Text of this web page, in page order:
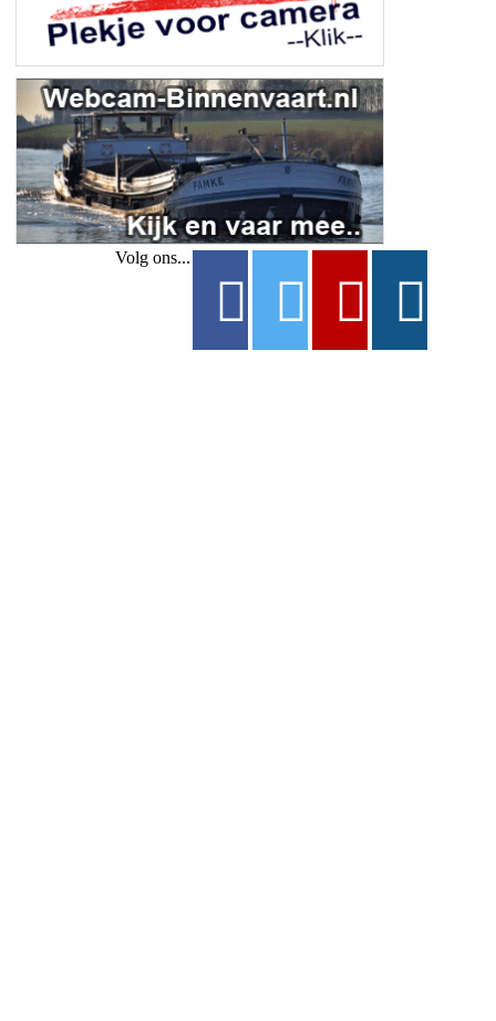
Volg ons...